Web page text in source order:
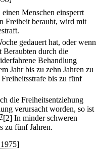
Menschen einsperrt
Freiheit beraubt, wird mit
gedauert hat, oder wenn
Beraubten durch die
Behandlung
Jahr bis zu zehn Jahren zu
bis zu fünf
die Freiheitsentziehung
verursacht worden, so ist
7[2] In minder schweren
zu fünf Jahren.